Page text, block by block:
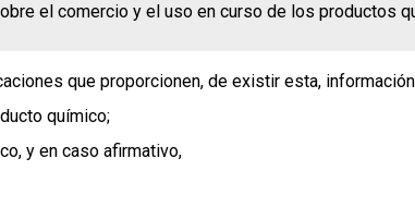
el comercio y el uso en curso de los productos
que proporcionen, de existir esta,
químico;
y en caso afirmativo,